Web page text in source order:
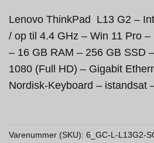
Lenovo ThinkPad L13 G2 –
/ op til 4.4 GHz – Win 11 Pro
– 16 GB RAM – 256 GB SSD
1080 (Full HD) – Gigabit
Nordisk-Keyboard – istandsat
Varenummer (SKU): 6_GC-L-L13G2-